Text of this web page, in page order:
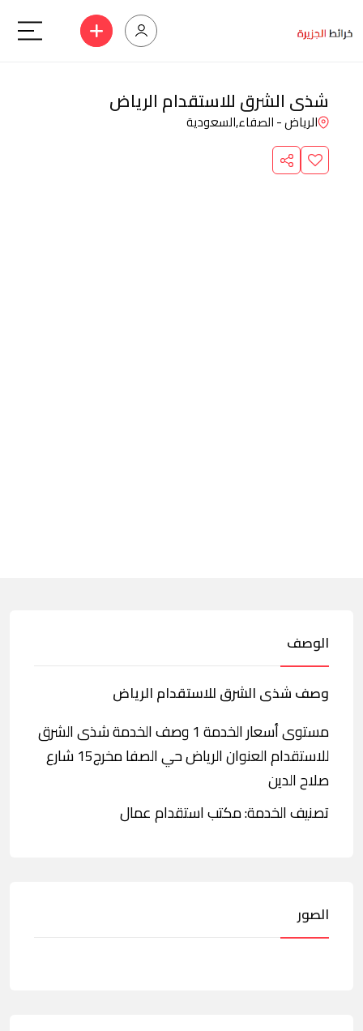
شذى الشرق للاستقدام الرياض
الرياض - الصفاء,السعودية
الوصف
وصف شذى الشرق للاستقدام الرياض
مستوى أسعار الخدمة 1 وصف الخدمة شذى الشرق
للاستقدام العنوان الرياض حي الصفا مخرج15 شارع
صلاح الدين
تصنيف الخدمة: مكتب استقدام عمال
الصور